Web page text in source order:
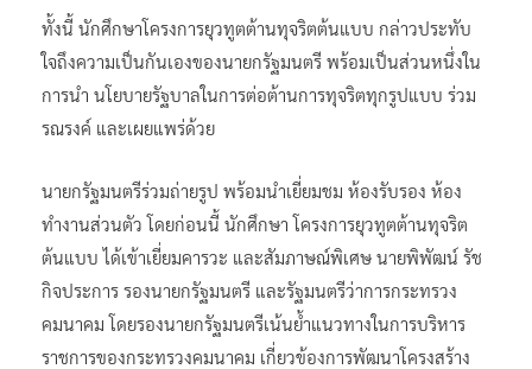
ทั้งนี้ นักศึกษาโครงการยุวทูตต้านทุจริตต้นแบบ กล่าวประทับ
ใจถึงความเป็นกันเองของนายกรัฐมนตรี พร้อมเป็นส่วนหนึ่งใน
การนำ นโยบายรัฐบาลในการต่อต้านการทุจริตทุกรูปแบบ ร่วม
รณรงค์ และเผยแพร่ด้วย
นายกรัฐมนตรีร่วมถ่ายรูป พร้อมนำเยี่ยมชม ห้องรับรอง ห้อง
ทำงานส่วนตัว โดยก่อนนี้ นักศึกษา โครงการยุวทูตต้านทุจริต
ต้นแบบ ได้เข้าเยี่ยมคารวะ และสัมภาษณ์พิเศษ นายพิพัฒน์ รัช
กิจประการ รองนายกรัฐมนตรี และรัฐมนตรีว่าการกระทรวง
คมนาคม โดยรองนายกรัฐมนตรีเน้นย้ำแนวทางในการบริหาร
ราชการของกระทรวงคมนาคม เกี่ยวข้องการพัฒนาโครงสร้าง